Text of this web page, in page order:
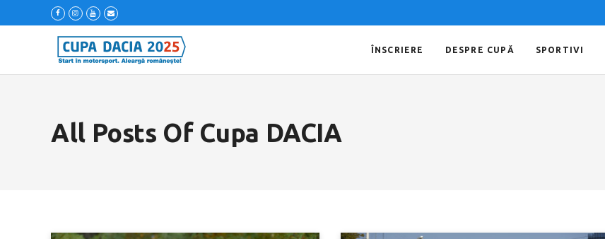
ÎNSCRIERE DESPRE CUPĂ SPORTIVI
All Posts Of Cupa DACIA